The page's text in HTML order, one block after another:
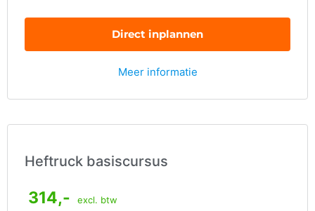
Direct inplannen
Meer informatie
Heftruck basiscursus
314,- excl. btw